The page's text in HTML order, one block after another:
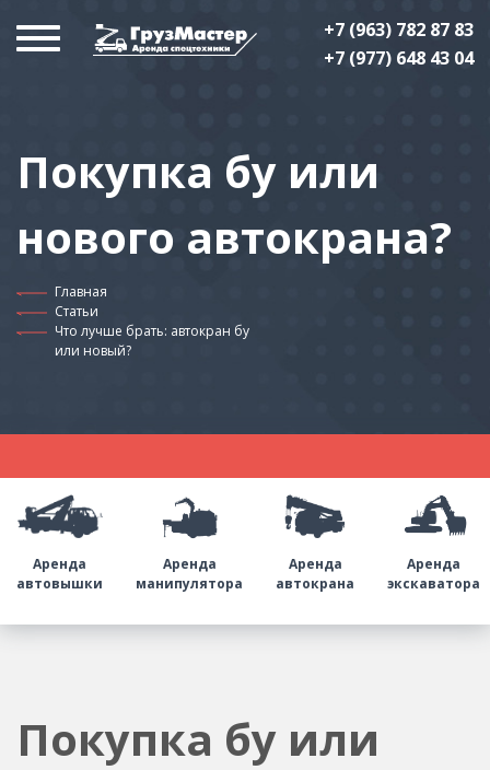
+7 (963) 782 87 83
+7 (977) 648 43 04
Покупка бу или
нового автокрана?
Главная
Статьи
Что лучше брать: автокран бу
или новый?
Аренда
автовышки
Аренда
манипулятора
Аренда
автокрана
Аренда
экскаватора
Покупка бу или